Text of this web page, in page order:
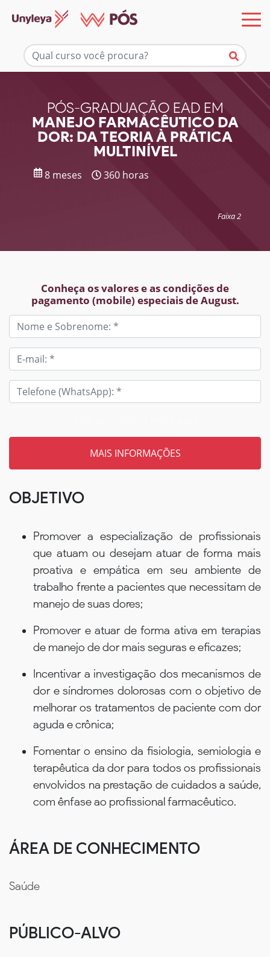
PÓS-GRADUAÇÃO EAD EM
MANEJO FARMACÊUTICO DA
DOR: DA TEORIA À PRÁTICA
MULTINÍVEL
8 meses 360 horas
Faixa 2
Conheça os valores e as condições de
pagamento (mobile) especiais de August.
Mais informações
OBJETIVO
Promover a especialização de profissionais
que atuam ou desejam atuar de forma mais
proativa e empática em seu ambiente de
trabalho frente a pacientes que necessitam de
manejo de suas dores;
Promover e atuar de forma ativa em terapias
de manejo de dor mais seguras e eficazes;
Incentivar a investigação dos mecanismos de
dor e síndromes dolorosas com o objetivo de
melhorar os tratamentos de paciente com dor
aguda e crônica;
Fomentar o ensino da fisiologia, semiologia e
terapêutica da dor para todos os profissionais
envolvidos na prestação de cuidados a saúde,
com ênfase ao profissional farmacêutico.
ÁREA DE CONHECIMENTO
Saúde
PÚBLICO-ALVO